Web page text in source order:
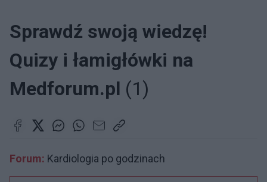
Sprawdź swoją wiedzę!
Quizy i łamigłówki na
Medforum.pl (1)
Forum: Kardiologia po godzinach